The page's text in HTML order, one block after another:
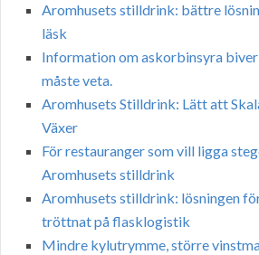
Aromhusets stilldrink: bättre
läsk
Information om askorbinsyra
måste veta.
Aromhusets Stilldrink: Lätt att
Växer
För restauranger som vill ligga
Aromhusets stilldrink
Aromhusets stilldrink: lösningen
tröttnat på flasklogistik
Mindre kylutrymme, större